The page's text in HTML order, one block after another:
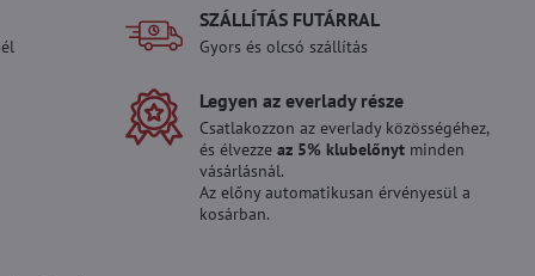
SZÁLLÍTÁS FUTÁRRAL
Gyors és olcsó szállítás
Legyen az everlady része
Csatlakozzon az everlady közösségéhez,
és élvezzeaz 5% klubelőnyt minden
vásárlásnál.
Az előny automatikusan érvényesül a
kosárban.